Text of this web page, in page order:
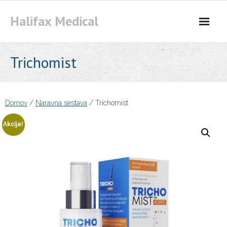
Halifax Medical
Trichomist
Domov / Naravna sestava / Trichomist
Akcija!